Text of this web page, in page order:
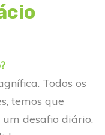
Todos os
temos que
desafio diário.